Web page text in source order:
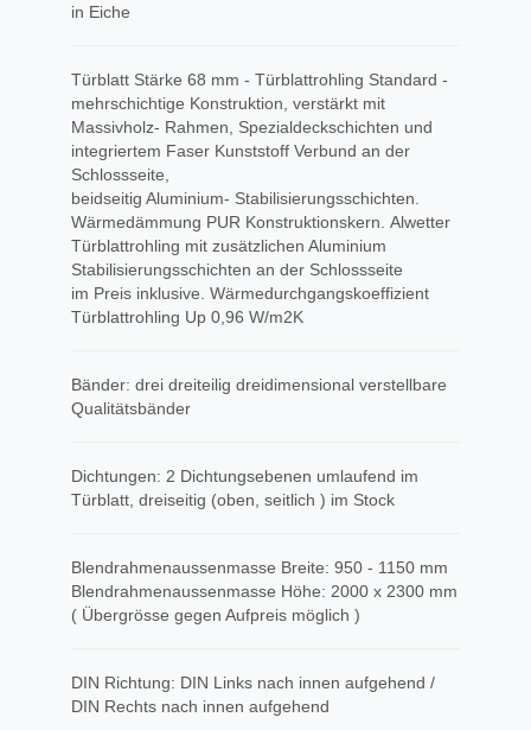
in Eiche
Türblatt Stärke 68 mm - Türblattrohling Standard -
mehrschichtige Konstruktion, verstärkt mit
Massivholz- Rahmen, Spezialdeckschichten und
integriertem Faser Kunststoff Verbund an der
Schlossseite,
beidseitig Aluminium- Stabilisierungsschichten.
Wärmedämmung PUR Konstruktionskern. Alwetter
Türblattrohling mit zusätzlichen Aluminium
Stabilisierungsschichten an der Schlossseite
im Preis inklusive. Wärmedurchgangskoeffizient
Türblattrohling Up 0,96 W/m2K
Bänder: drei dreiteilig dreidimensional verstellbare
Qualitätsbänder
Dichtungen: 2 Dichtungsebenen umlaufend im
Türblatt, dreiseitig (oben, seitlich ) im Stock
Blendrahmenaussenmasse Breite: 950 - 1150 mm
Blendrahmenaussenmasse Höhe: 2000 x 2300 mm
( Übergrösse gegen Aufpreis möglich )
DIN Richtung: DIN Links nach innen aufgehend /
DIN Rechts nach innen aufgehend